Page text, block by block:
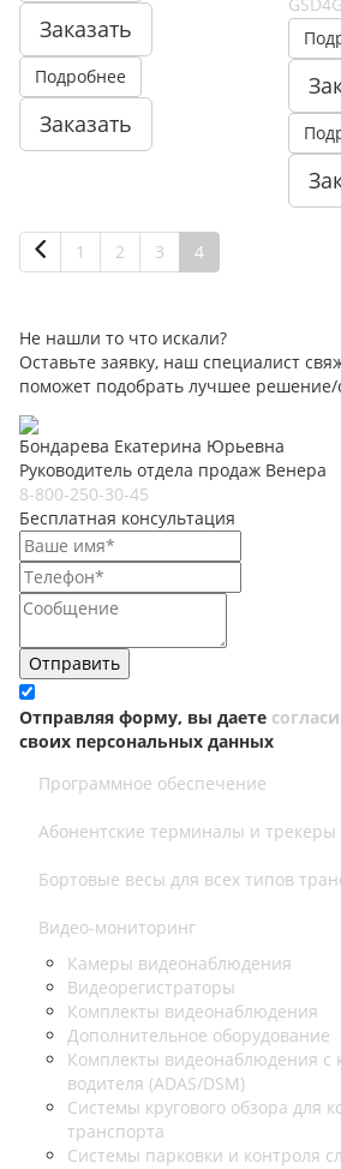
Заказать
Подробнее
Заказать
1 2 3 4
Не нашли то что искали?
Оставьте заявку, наш специалист
поможет подобрать лучшее решение/
Бондарева Екатерина Юрьевна
Руководитель отдела продаж Венера
8-800-250-30-45
Бесплатная консультация
Отправить
Отправляя форму, вы даете
своих персональных данных
Программное обеспечение
Абонентские терминалы и трекеры
Бортовые весы для всех типов
Видео-мониторинг
Камеры видеонаблюдения
Видеорегистраторы
Комплекты видеонаблюдения
Дополнительное оборудование
Комплекты видеонаблюдения с
водителя (ADAS/DSM)
Системы кругового обзора для
транспорта
Системы парковки и контроля